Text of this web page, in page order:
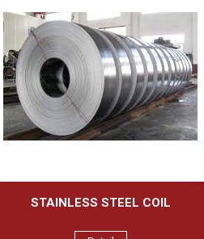
STAINLESS STEEL COIL